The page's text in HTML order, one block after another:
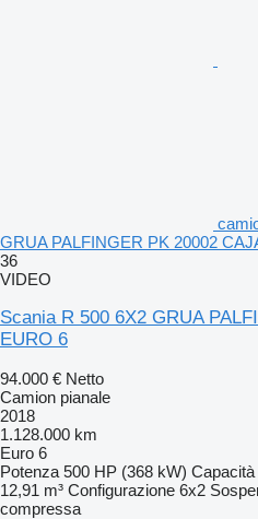
GRUA PALFINGER PK 20002
36
VIDEO
Scania R 500 6X2 GRUA
EURO 6
94.000 € Netto
Camion pianale
2018
1.128.000 km
Euro 6
Potenza 500 HP (368 kW)
12,91 m³ Configurazione 6x2
compressa